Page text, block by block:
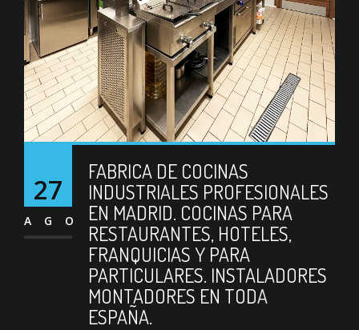
27
AGO
FABRICA DE COCINAS
INDUSTRIALES PROFESIONALES
EN MADRID. COCINAS PARA
RESTAURANTES, HOTELES,
FRANQUICIAS Y PARA
PARTICULARES. INSTALADORES
MONTADORES EN TODA
ESPAÑA.